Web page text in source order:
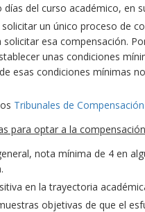
días del curso académico, en
un único proceso de
solicitar esa compensación.
unas condiciones
esas condiciones mínimas
Tribunales de Compensación
para optar a la
nota mínima de 4 en
en la trayectoria
objetivas de que el